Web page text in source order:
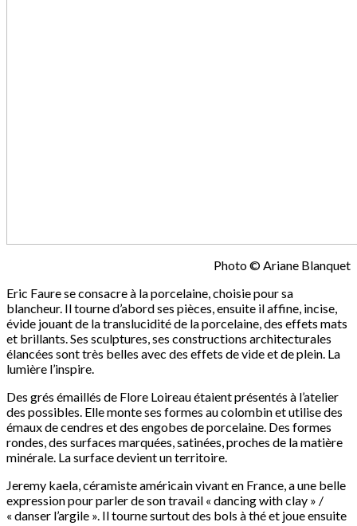
Photo © Ariane Blanquet
Eric Faure se consacre à la porcelaine, choisie pour sa
blancheur. Il tourne d’abord ses pièces, ensuite il affine, incise,
évide jouant de la translucidité de la porcelaine, des effets mats
et brillants. Ses sculptures, ses constructions architecturales
élancées sont très belles avec des effets de vide et de plein. La
lumière l’inspire.
Des grés émaillés de Flore Loireau étaient présentés à l’atelier
des possibles. Elle monte ses formes au colombin et utilise des
émaux de cendres et des engobes de porcelaine. Des formes
rondes, des surfaces marquées, satinées, proches de la matière
minérale. La surface devient un territoire.
Jeremy kaela, céramiste américain vivant en France, a une belle
expression pour parler de son travail « dancing with clay » /
« danser l’argile ». Il tourne surtout des bols à thé et joue ensuite